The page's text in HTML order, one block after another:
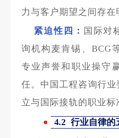
力与客户期望之间存在
紧迫性四： 国际对
询机构麦肯锡、BCG
专业声誉和职业操守
任。中国工程咨询行业
立与国际接轨的职业标
4.2 行业自律的